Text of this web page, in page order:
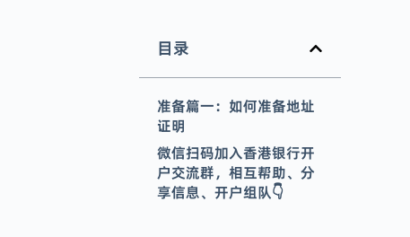
目录
准备篇一：如何准备地址
证明
微信扫码加入香港银行开
户交流群，相互帮助、分
享信息、开户组队👇